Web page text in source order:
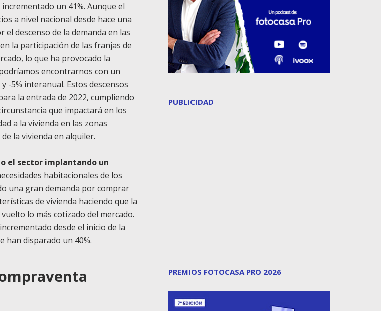
un 41%. Aunque el
a nivel nacional desde hace una
descenso de la demanda en las
la participación de las franjas de
lo que ha provocado la
encontrarnos con un
-5% interanual. Estos descensos
la entrada de 2022, cumpliendo
que impactará en los
a la vivienda en las zonas
la vivienda en alquiler.
el sector implantando un
habitacionales de los
una gran demanda por comprar
de vivienda haciendo que la
lo más cotizado del mercado.
desde el inicio de la
han disparado un 40%.
PUBLICIDAD
PREMIOS FOTOCASA PRO 2026